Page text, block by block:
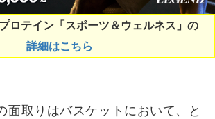
ロテイン「スポーツ＆ウェルネス」の
詳細はこちら
面取りはバスケットにおいて、と